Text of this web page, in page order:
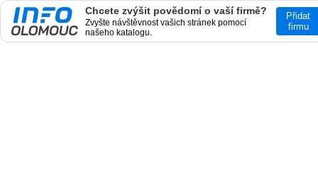
Chcete zvýšit povědomí o vaší firmě?
Zvyšte návštěvnost vašich stránek pomocí
našeho katalogu.
Přidat
firmu